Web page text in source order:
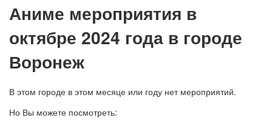
Аниме мероприятия в
октябре 2024 года в городе
Воронеж
В этом городе в этом месяце или году нет мероприятий.
Но Вы можете посмотреть: